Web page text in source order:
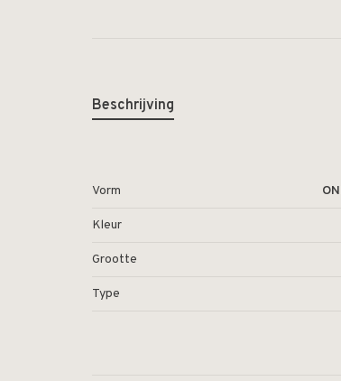
Beschrijving
Vorm
Kleur
Grootte
Type